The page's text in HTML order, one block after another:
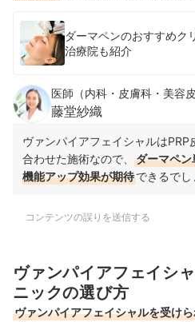
ダーマペンのおすすめク
治療院も紹介
医師（内科・皮膚科・美容皮
藤堂紗織
ヴァンパイアフェイシャルは
合わせた施術なので、
ダーマペ
機能アップ効果が期待できるでし
コンテンツの誤りを送信する
ヴァンパイアフェイシ
ニックの選び方
ヴァンパイアフェイシャルを受け